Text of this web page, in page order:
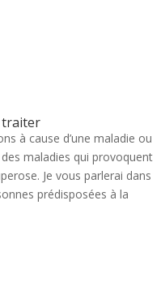
traiter
à cause d’une maladie ou
des maladies qui provoquent
Je vous parlerai dans
prédisposées à la